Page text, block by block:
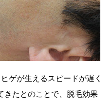
ゲが生えるスピードが遅く
きたとのことで、脱毛効果